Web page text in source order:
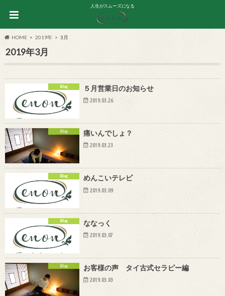
人生がスムーズになる
HOME 2019年 3月
2019年3月
Blog ５月営業日のお知らせ
2019.03.26
Blog 痛いんでしょ？
2019.03.23
Blog めんこいテレビ
2019.03.09
Blog ななっく
2019.03.07
Blog お客様の声 タイ古式セラピー編
2019.03.03